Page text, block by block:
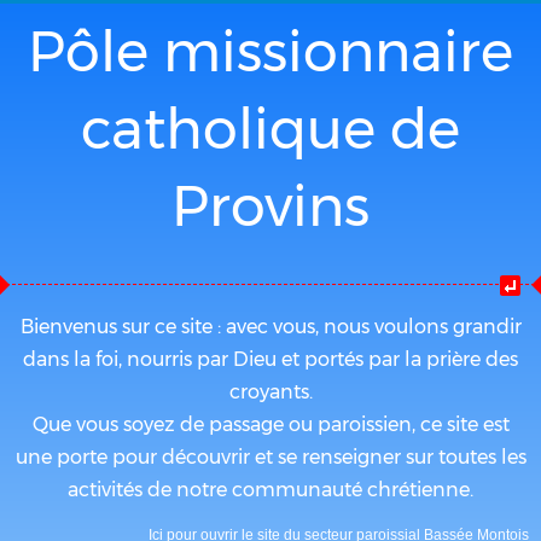
Pôle missionnaire
catholique de
Provins
Bienvenus sur ce site : avec vous, nous voulons grandir
dans la foi, nourris par Dieu et portés par la prière des
croyants.
Que vous soyez de passage ou paroissien, ce site est
une porte pour découvrir et se renseigner sur toutes les
activités de notre communauté chrétienne.
Ici pour ouvrir le site du secteur paroissial Bassée Montois